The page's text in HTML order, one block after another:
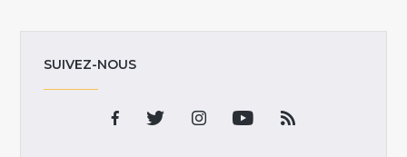
SUIVEZ-NOUS